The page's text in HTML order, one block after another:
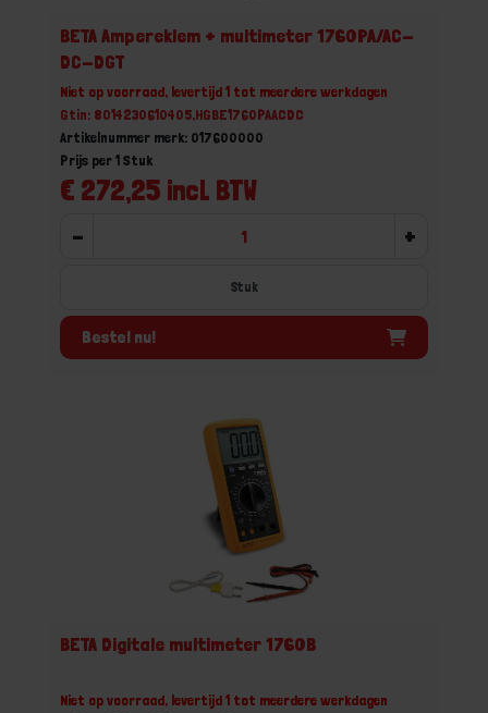
BETA Ampereklem + multimeter 1760PA/AC-
DC-DGT
Niet op voorraad, levertijd 1 tot meerdere werkdagen
Gtin: 8014230610405,HGBE1760PAACDC
Artikelnummer merk: 017600000
€ 272,25 incl. BTW
Prijs per 1 Stuk
- +
Stuk
Bestel nu!
BETA Digitale multimeter 1760B
Niet op voorraad, levertijd 1 tot meerdere werkdagen